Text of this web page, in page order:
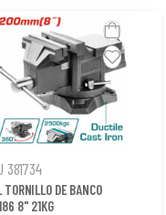
381734
TORNILLO DE BANCO
8" 21KG